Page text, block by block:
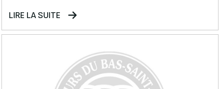
LIRE LA SUITE